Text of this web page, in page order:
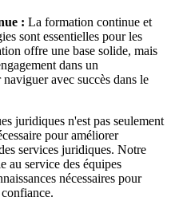
: La formation continue et
sont essentielles pour les
offre une base solide, mais
dans un
avec succès dans le
juridiques n'est pas seulement
pour améliorer
services juridiques. Notre
au service des équipes
nécessaires pour